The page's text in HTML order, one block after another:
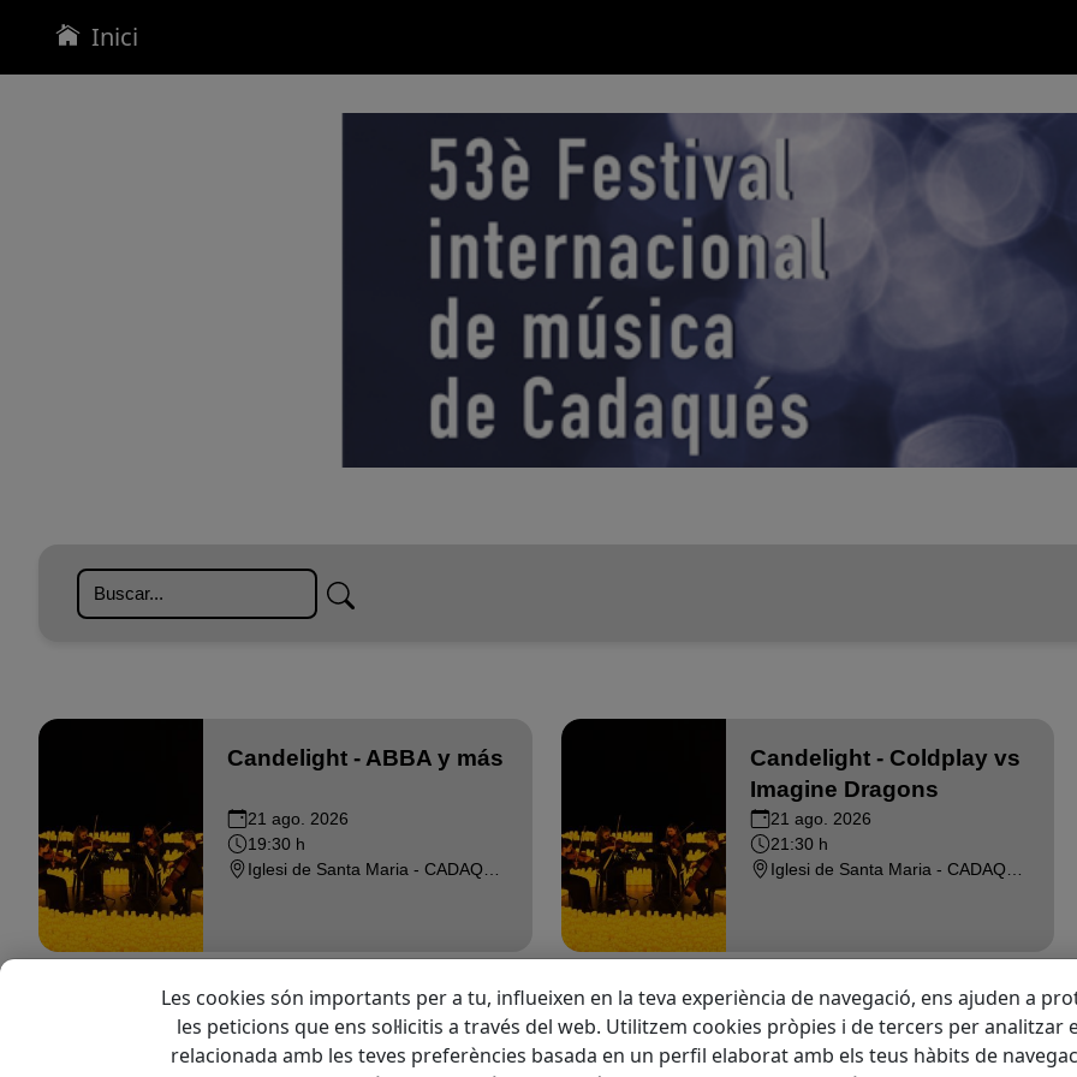
Inici
ONLINE
Candelight - ABBA y más
21 ago. 2026
19:30 h
Candelight - Coldplay vs
Imagine Dragons
21 ago. 2026
21:30 h
Les cookies són importants per a tu, influeixen en la teva experiència de navegació, ens ajuden a
les peticions que ens sol·licitis a través del web. Utilitzem cookies pròpies i de tercers per
relacionada amb les teves preferències basada en un perfil elaborat amb els teus hàbits de